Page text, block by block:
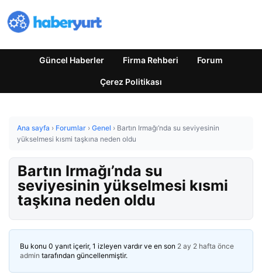
Güncel Haberler Firma Rehberi Forum
Çerez Politikası
Ana sayfa › Forumlar › Genel › Bartın Irmağı’nda su seviyesinin
yükselmesi kısmi taşkına neden oldu
Bartın Irmağı’nda su
seviyesinin yükselmesi kısmi
taşkına neden oldu
Bu konu 0 yanıt içerir, 1 izleyen vardır ve en son 2 ay 2 hafta önce
admin tarafından güncellenmiştir.